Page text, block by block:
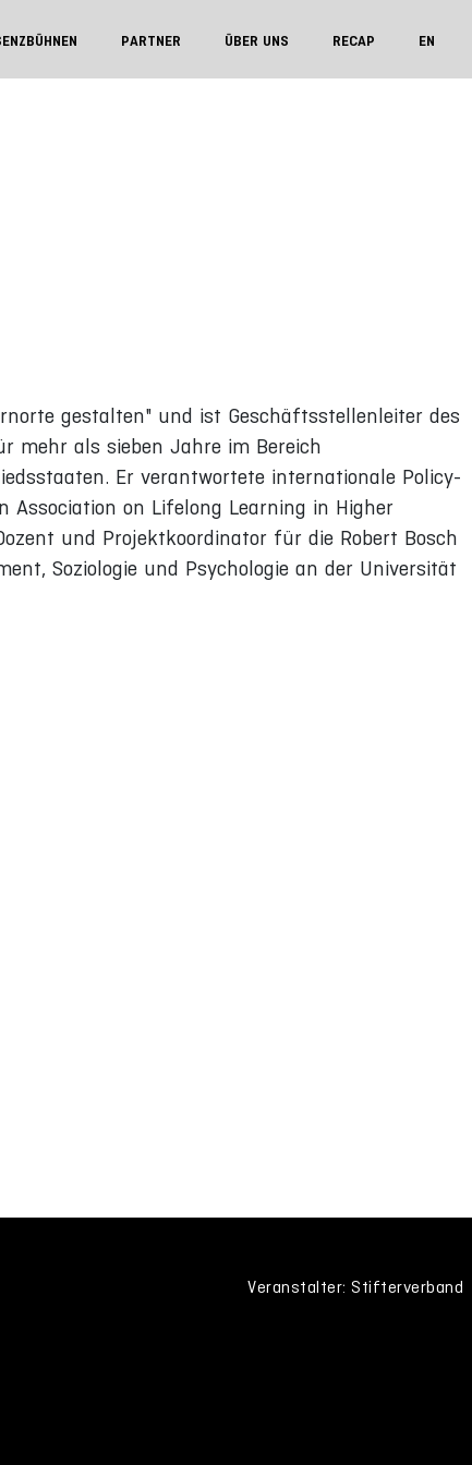
PARTNER ÜBER UNS RECAP EN
gestalten" und ist Geschäftsstellenleiter des
mehr als sieben Jahre im Bereich
Er verantwortete internationale Policy-
Association on Lifelong Learning in Higher
und Projektkoordinator für die Robert Bosch
Soziologie und Psychologie an der Universität
Veranstalter: Stifterverband